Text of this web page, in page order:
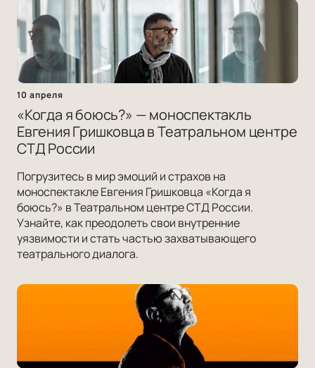
10 апреля
«Когда я боюсь?» — моноспектакль
Евгения Гришковца в Театральном центре
СТД России
Погрузитесь в мир эмоций и страхов на
моноспектакле Евгения Гришковца «Когда я
боюсь?» в Театральном центре СТД России.
Узнайте, как преодолеть свои внутренние
уязвимости и стать частью захватывающего
театрального диалога.